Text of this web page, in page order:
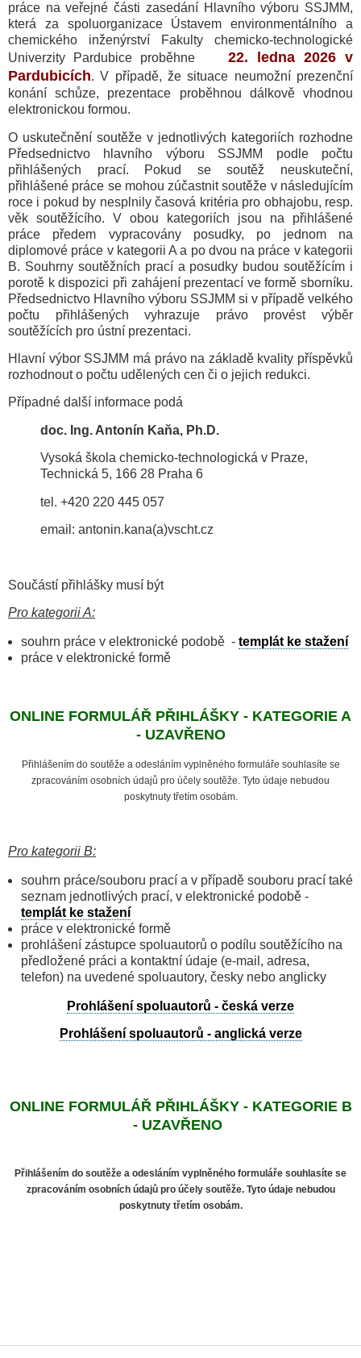
práce na veřejné části zasedání Hlavního výboru SSJMM,
která za spoluorganizace Ústavem environmentálního a
chemického inženýrství Fakulty chemicko-technologické
Univerzity Pardubice proběhne 22. ledna 2026 v
Pardubicích. V případě, že situace neumožní prezenční
konání schůze, prezentace proběhnou dálkově vhodnou
elektronickou formou.
O uskutečnění soutěže v jednotlivých kategoriích roz­hodne
Předsednictvo hlavního výboru SSJMM podle počtu
přihlášených prací. Pokud se soutěž neuskuteční,
přihlášené práce se mohou zúčastnit soutěže v následujícím
roce i pokud by nesplnily časová kritéria pro obhajobu, resp.
věk soutěžícího. V obou kategoriích jsou na přihlášené
práce předem vypracovány posudky, po jednom na
diplomové práce v kategorii A a po dvou na práce v kategorii
B. Souhrny soutěžních prací a posudky budou soutěžícím i
porotě k dispozici při zahájení prezentací ve formě sborníku.
Předsednictvo Hlavního výboru SSJMM si v případě velkého
počtu přihlášených vyhrazuje právo provést výběr
soutěžících pro ústní prezentaci.
Hlavní výbor SSJMM má právo na základě kvality příspěvků
rozhodnout o počtu udělených cen či o jejich redukci.
Případné další informace podá
doc. Ing. Antonín Kaňa, Ph.D.
Vysoká škola chemicko-technologická v Praze,
Technická 5, 166 28 Praha 6
tel. +420 220 445 057
email: antonin.kana(a)vscht.cz
Součástí přihlášky musí být
Pro kategorii A:
souhrn práce v elektronické podobě - templát ke stažení
práce v elektronické formě
ONLINE FORMULÁŘ PŘIHLÁŠKY - KATEGORIE A
- UZAVŘENO
Přihlášením do soutěže a odesláním vyplněného formuláře souhlasíte se
zpracováním osobních údajů pro účely soutěže. Tyto údaje nebudou
poskytnuty třetím osobám.
Pro kategorii B:
souhrn práce/souboru prací a v případě souboru prací také
seznam jednotlivých prací, v elektronické podobě -
templát ke stažení
práce v elektronické formě
prohlášení zástupce spoluautorů o podílu soutě­žícího na
předložené práci a kontaktní údaje (e-mail, adresa,
telefon) na uvedené spoluautory, česky nebo anglicky
Prohlášení spoluautorů - česká verze
Prohlášení spoluautorů - anglická verze
ONLINE FORMULÁŘ PŘIHLÁŠKY - KATEGORIE B
- UZAVŘENO
Přihlášením do soutěže a odesláním vyplněného formuláře souhlasíte se
zpracováním osobních údajů pro účely soutěže. Tyto údaje nebudou
poskytnuty třetím osobám.